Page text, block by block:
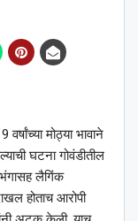
मोठ्या भावाने
घटना गोवंडीतील
लैगिंक
होताच आरोपी